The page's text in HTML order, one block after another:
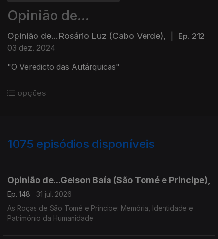
Opinião de...
Opinião de...Rosário Luz (Cabo Verde),
Ep. 212
03 dez. 2024
"O Veredicto das Autárquicas"
opções
1075 episódios disponíveis
Opinião de...Gelson Baía (São Tomé e Principe),
Ep. 148
31 jul. 2026
As Roças de São Tomé e Príncipe: Memória, Identidade e
Património da Humanidade